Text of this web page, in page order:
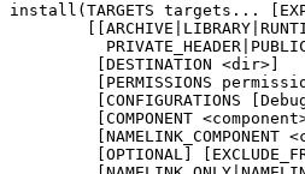
install(TARGETS targets...
         [DESTINATION <dir>]
[PERMISSIONS
[CONFIGURATIONS
[COMPONENT
[NAMELINK_COMPONENT
[OPTIONAL]